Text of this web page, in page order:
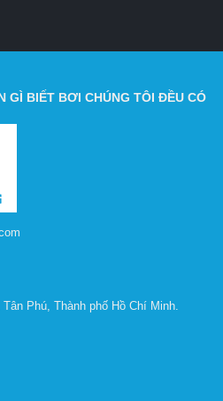
GÌ BIẾT BƠI CHÚNG TÔI ĐỀU CÓ
Phú, Thành phố Hồ Chí Minh.